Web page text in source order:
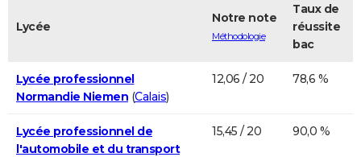
Lycée
Notre note
Méthodologie
Taux de
réussite
bac
Lycée professionnel
Normandie Niemen (Calais)
12,06 / 20 78,6 %
Lycée professionnel de
l'automobile et du transport
15,45 / 20 90,0 %